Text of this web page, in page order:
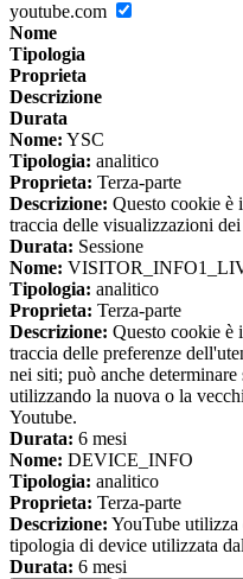
youtube.com
Nome
Tipologia
Proprieta
Descrizione
Durata
Nome: YSC
Tipologia: analitico
Proprieta: Terza-parte
Descrizione: Questo cookie è
traccia delle visualizzazioni
Durata: Sessione
Nome:
Tipologia: analitico
Proprieta: Terza-parte
Descrizione: Questo cookie è
traccia delle preferenze
nei siti; può anche
utilizzando la nuova o la
Youtube.
Durata: 6 mesi
Nome: DEVICE_INFO
Tipologia: analitico
Proprieta: Terza-parte
Descrizione: YouTube utilizza
tipologia di device utilizzata
Durata: 6 mesi